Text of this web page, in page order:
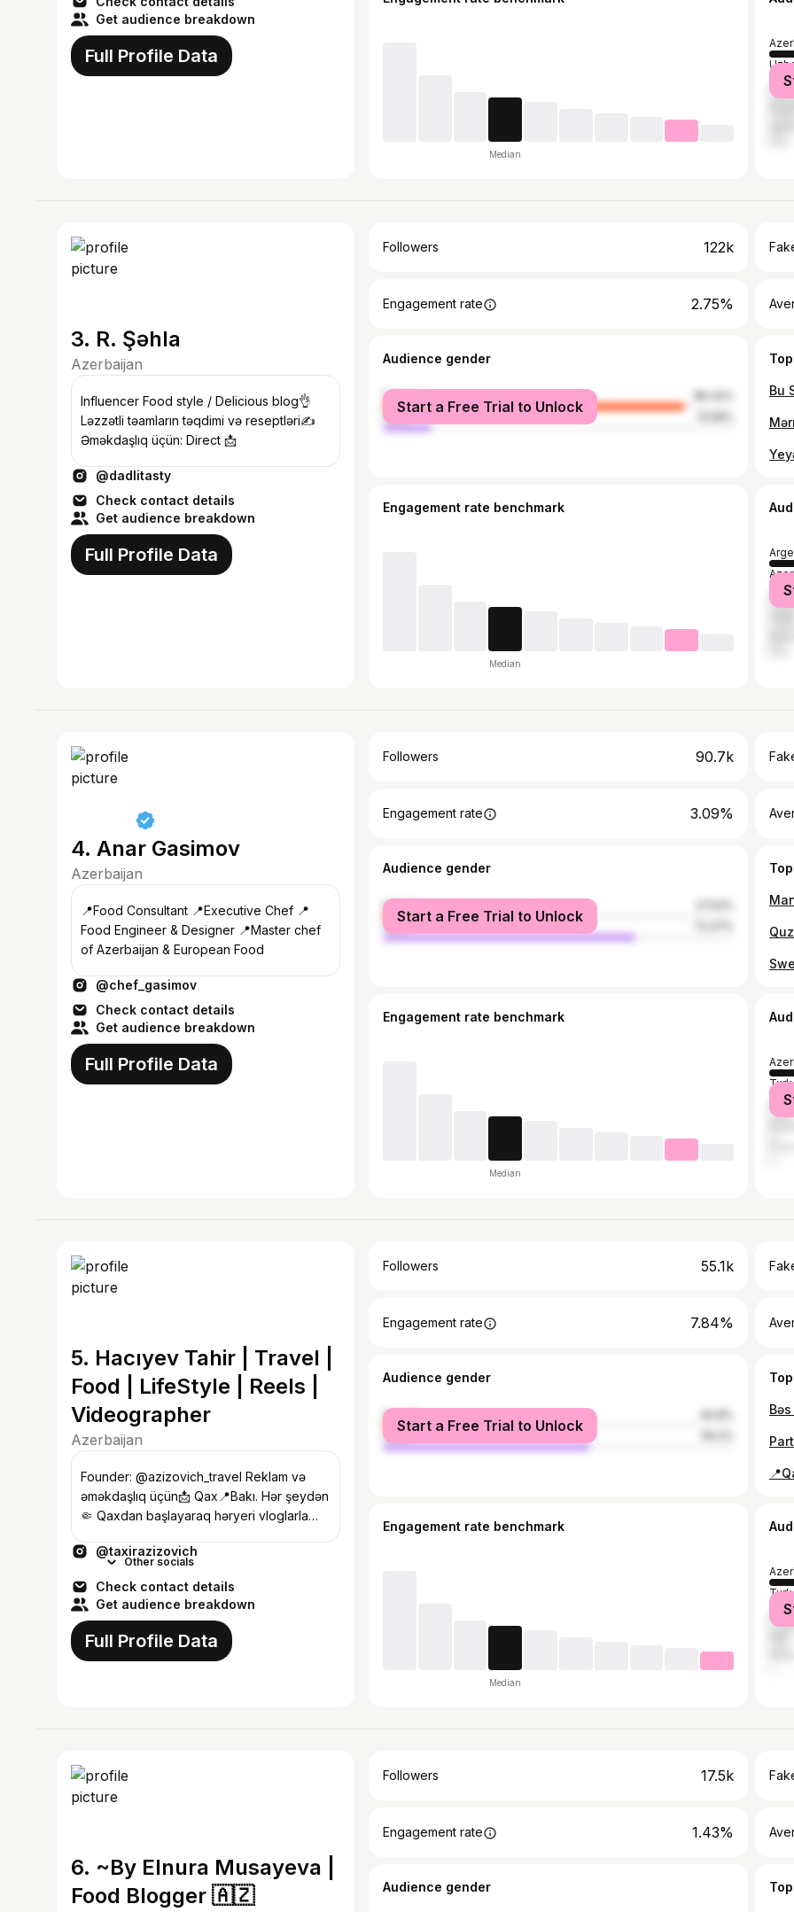
Get audience breakdown
Full Profile Data
Median
3. R. Şəhla
Azerbaijan
Influencer Food style / Delicious blog👌
Ləzzətli təamların təqdimi və reseptləri✍️
Əməkdaşlıq üçün: Direct 📩
@dadlitasty
Check contact details
Get audience breakdown
Full Profile Data
Followers 122k
Engagement rate 2.75%
Audience gender
female
male
Start a Free Trial to Unlock
Engagement rate benchmark
Median
4. Anar Gasimov
Azerbaijan
📍Food Consultant 📍Executive Chef 📍
Food Engineer & Designer 📍Master chef
of Azerbaijan & European Food
@chef_gasimov
Check contact details
Get audience breakdown
Full Profile Data
Followers 90.7k
Engagement rate 3.09%
Audience gender
female
male
Start a Free Trial to Unlock
Engagement rate benchmark
Median
5. Hacıyev Tahir | Travel |
Food | LifeStyle | Reels |
Videographer
Azerbaijan
Founder: @azizovich_travel Reklam və
əməkdaşlıq üçün📩 Qax📍Bakı. Hər şeydən
🤏 Qaxdan başlayaraq həryeri vloglarla
@taxirazizovich
Other socials
Check contact details
Get audience breakdown
Full Profile Data
Followers 55.1k
Engagement rate 7.84%
Audience gender
female
male
Start a Free Trial to Unlock
Engagement rate benchmark
Median
6. ~By Elnura Musayeva |
Food Blogger 🇦🇿
Followers 17.5k
Engagement rate 1.43%
Audience gender